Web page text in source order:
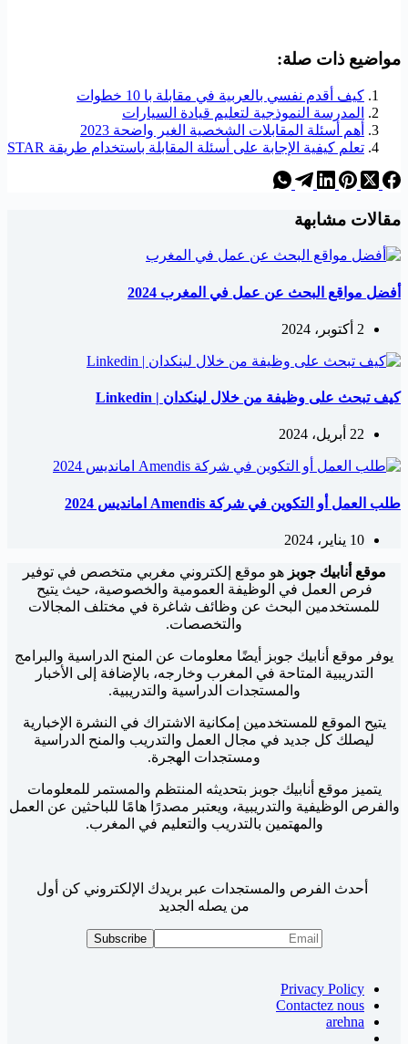
مواضيع ذات صلة:
كيف أقدم نفسي بالعربية في مقابلة با 10 خطوات
المدرسة النموذجية لتعليم قيادة السيارات
أهم أسئلة المقابلات الشخصية الغير واضحة 2023
تعلم كيفية الإجابة على أسئلة المقابلة باستخدام طريقة STAR
مقالات مشابهة
أفضل مواقع البحث عن عمل في المغرب 2024
2 أكتوبر، 2024
كيف تبحث على وظيفة من خلال لينكدان | Linkedin
22 أبريل، 2024
طلب العمل أو التكوين في شركة Amendis امانديس 2024
10 يناير، 2024
موقع أنابيك جوبزهو موقع إلكتروني مغربي متخصص في توفير
فرص العمل في الوظيفة العمومية والخصوصية، حيث يتيح
للمستخدمين البحث عن وظائف شاغرة في مختلف المجالات
والتخصصات.
يوفر موقع أنابيك جوبز أيضًا معلومات عن المنح الدراسية والبرامج
التدريبية المتاحة في المغرب وخارجه، بالإضافة إلى الأخبار
والمستجدات الدراسية والتدريبية.
يتيح الموقع للمستخدمين إمكانية الاشتراك في النشرة الإخبارية
ليصلك كل جديد في مجال العمل والتدريب والمنح الدراسية
ومستجدات الهجرة.
يتميز موقع أنابيك جوبز بتحديثه المنتظم والمستمر للمعلومات
والفرص الوظيفية والتدريبية، ويعتبر مصدرًا هامًا للباحثين عن العمل
والمهتمين بالتدريب والتعليم في المغرب.
أحدث الفرص والمستجدات عبر بريدك الإلكتروني كن أول
من يصله الجديد
Privacy Policy
Contactez nous
arehna